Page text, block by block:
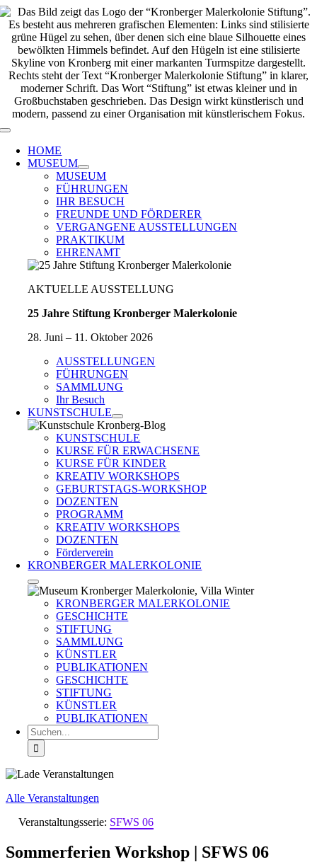
Zum
Inhalt
springen
Toggle
Navigation
HOME
MUSEUM
MUSEUM
FÜHRUNGEN
IHR BESUCH
FREUNDE UND FÖRDERER
VERGANGENE AUSSTELLUNGEN
PRAKTIKUM
EHRENAMT
AKTUELLE AUSSTELLUNG
25 Jahre Stiftung Kronberger Malerkolonie
28. Juni – 11. Oktober 2026
AUSSTELLUNGEN
FÜHRUNGEN
SAMMLUNG
Ihr Besuch
KUNSTSCHULE
KUNSTSCHULE
KURSE FÜR ERWACHSENE
KURSE FÜR KINDER
KREATIV WORKSHOPS
GEBURTSTAGS-WORKSHOP
DOZENTEN
PROGRAMM
KREATIV WORKSHOPS
DOZENTEN
Förderverein
KRONBERGER MALERKOLONIE
KRONBERGER MALERKOLONIE
GESCHICHTE
STIFTUNG
SAMMLUNG
KÜNSTLER
PUBLIKATIONEN
GESCHICHTE
STIFTUNG
KÜNSTLER
PUBLIKATIONEN
Suche
nach:
Alle Veranstaltungen
Veranstaltungsserie: SFWS 06
Sommerferien Workshop | SFWS 06